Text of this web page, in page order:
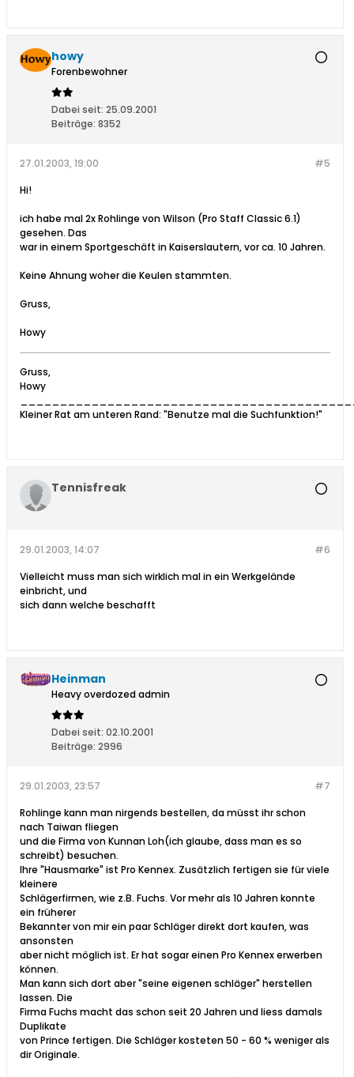
howy
Forenbewohner
Dabei seit: 25.09.2001
Beiträge: 8352
#5
27.01.2003, 19:00
Hi!
ich habe mal 2x Rohlinge von Wilson (Pro Staff Classic 6.1)
gesehen. Das
war in einem Sportgeschäft in Kaiserslautern, vor ca. 10 Jahren.
Keine Ahnung woher die Keulen stammten.
Gruss,
Howy
Gruss,
Howy
Kleiner Rat am unteren Rand: "Benutze mal die Suchfunktion!"
Tennisfreak
#6
29.01.2003, 14:07
Vielleicht muss man sich wirklich mal in ein Werkgelände
einbricht, und
sich dann welche beschafft
Heinman
Heavy overdozed admin
Dabei seit: 02.10.2001
Beiträge: 2996
#7
29.01.2003, 23:57
Rohlinge kann man nirgends bestellen, da müsst ihr schon
nach Taiwan fliegen
und die Firma von Kunnan Loh(ich glaube, dass man es so
schreibt) besuchen.
Ihre "Hausmarke" ist Pro Kennex. Zusätzlich fertigen sie für viele
kleinere
Schlägerfirmen, wie z.B. Fuchs. Vor mehr als 10 Jahren konnte
ein früherer
Bekannter von mir ein paar Schläger direkt dort kaufen, was
ansonsten
aber nicht möglich ist. Er hat sogar einen Pro Kennex erwerben
können.
Man kann sich dort aber "seine eigenen schläger" herstellen
lassen. Die
Firma Fuchs macht das schon seit 20 Jahren und liess damals
Duplikate
von Prince fertigen. Die Schläger kosteten 50 - 60 % weniger als
dir Originale.